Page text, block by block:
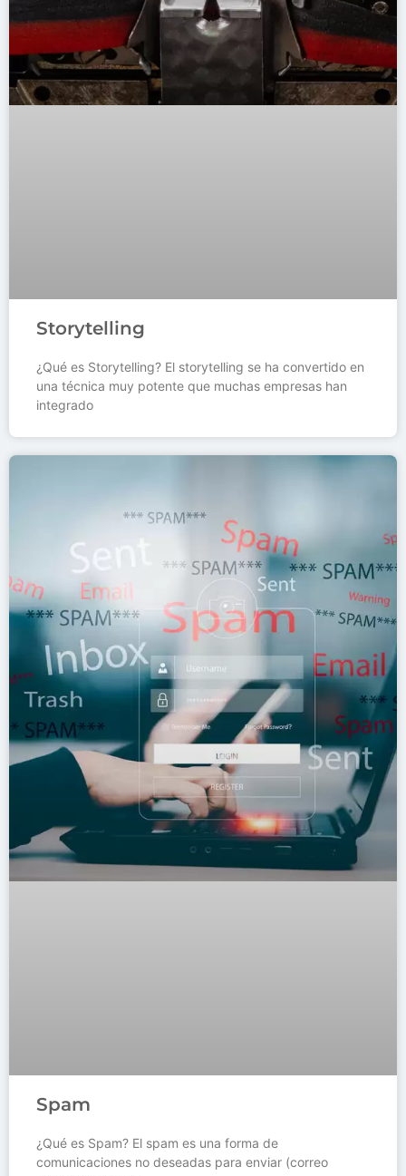
Storytelling
¿Qué es Storytelling? El storytelling se ha convertido en
una técnica muy potente que muchas empresas han
integrado
Spam
¿Qué es Spam? El spam es una forma de
comunicaciones no deseadas para enviar (correo